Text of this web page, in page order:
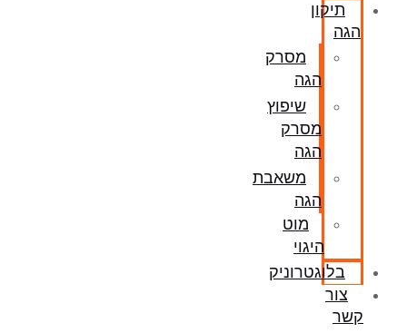
תיקון
הגה
מסרק
הגה
שיפוץ
מסרק
הגה
משאבת
הגה
מוט
היגוי
בלוגטרוניק
צור
קשר